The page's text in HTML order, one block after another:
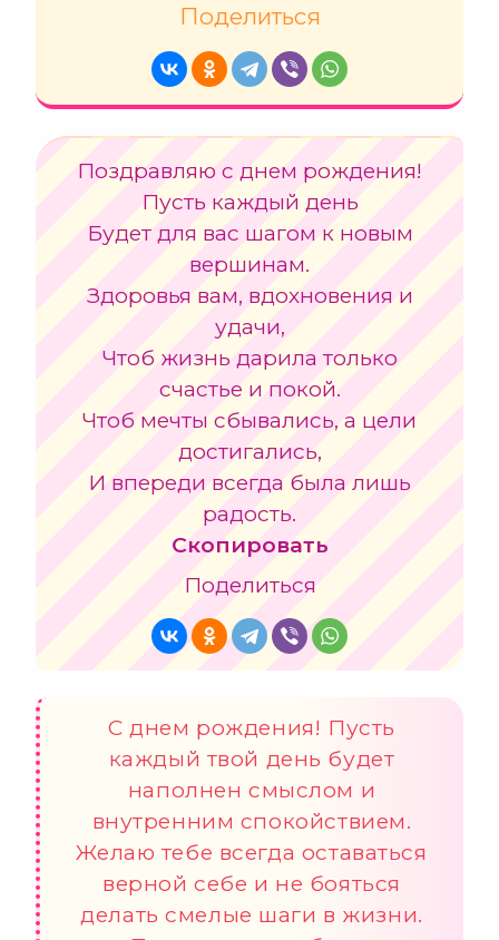
Поделиться
Поздравляю с днем рождения!
Пусть каждый день
Будет для вас шагом к новым
вершинам.
Здоровья вам, вдохновения и
удачи,
Чтоб жизнь дарила только
счастье и покой.
Чтоб мечты сбывались, а цели
достигались,
И впереди всегда была лишь
радость.
Скопировать
Поделиться
С днем рождения! Пусть
каждый твой день будет
наполнен смыслом и
внутренним спокойствием.
Желаю тебе всегда оставаться
верной себе и не бояться
делать смелые шаги в жизни.